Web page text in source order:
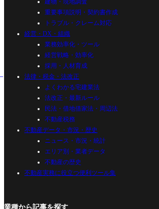
建物・現地調査
重要事項説明・契約書作成
トラブル・クレーム対応
経営・DX・組織
業務効率化・ツール
経営戦略・効率化
採用・人材育成
法律・税金・法改正
よくわかる宅建業法
法改正・最新ルール
民法・借地借家法・周辺法
不動産税務
不動産データ・市況・歴史
ニュース・市況・統計
エリア別・業者データ
不動産の歴史
不動産実務に役立つ便利ツール集
業種から記事を探す